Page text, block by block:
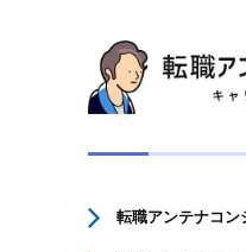
転職アンテナコン